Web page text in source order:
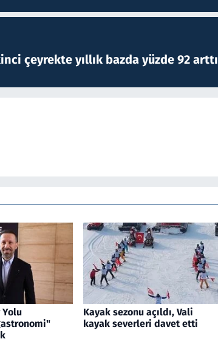
çeyrekte yıllık bazda yüzde 92 arttı
Kayak sezonu açıldı, Vali
kayak severleri davet etti